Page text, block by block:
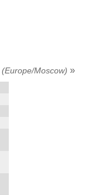
(Europe/Moscow) »